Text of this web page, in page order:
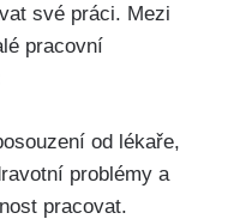
své práci. Mezi
pracovní
od lékaře,
problémy a
pracovat.